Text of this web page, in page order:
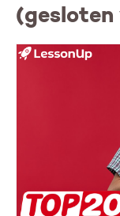
(gesloten